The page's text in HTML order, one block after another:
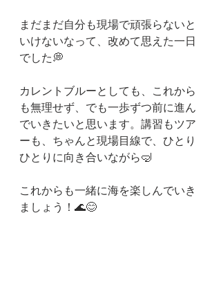
まだまだ自分も現場で頑張らないと
いけないなって、改めて思えた一日
でした💭
カレントブルーとしても、これから
も無理せず、でも一歩ずつ前に進ん
でいきたいと思います。講習もツア
ーも、ちゃんと現場目線で、ひとり
ひとりに向き合いながら🤿
これからも一緒に海を楽しんでいき
ましょう！🌊😊